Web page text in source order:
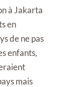
à Jakarta
en
de ne pas
enfants,
mais